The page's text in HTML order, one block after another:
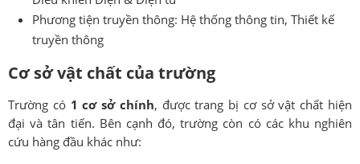
Phương tiện truyền thông: Hệ thống thông tin, Thiết kế
truyền thông
Cơ sở vật chất của trường
Trường có 1 cơ sở chính, được trang bị cơ sở vật chất hiện
đại và tân tiến. Bên cạnh đó, trường còn có các khu nghiên
cứu hàng đầu khác như: